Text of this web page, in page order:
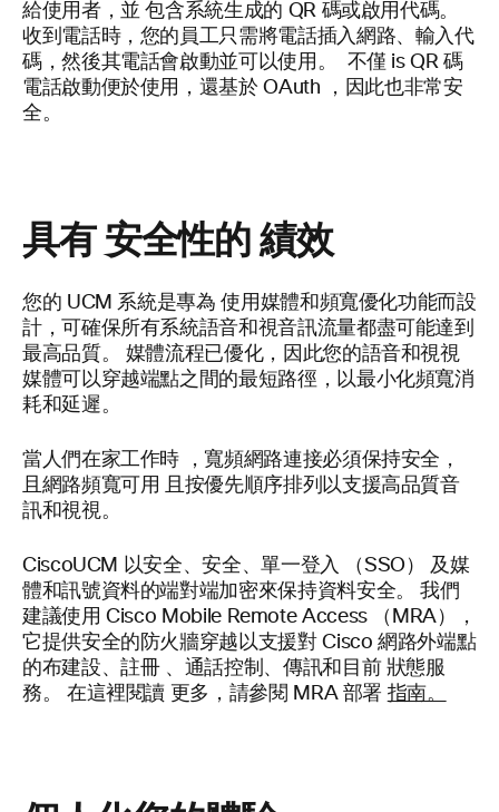
給使用者，並包含系統生成的 QR 碼或啟用代碼。
收到電話時，您的員工只需將電話插入網路、輸入代
碼，然後其電話會啟動並可以使用。
不僅 isQR 碼
電話啟動便於使用，還基於 OAuth ，因此也非常安
全。
具有安全性的績效
您的 UCM 系統是專為 使用媒體和頻寬優化功能而設
計，可確保所有系統語音和視音訊流量都盡可能達到
最高品質。 媒體流程已優化，因此您的語音和視視
媒體可以穿越端點之間的最短路徑，以最小化頻寬消
耗和延遲。
當人們在家工作時
，寬頻網路連接必須保持安全，
且網路頻寬可用
且按優先順序排列以支援高品質音
訊和視視。
CiscoUCM 以安全、安全、單一登入 （SSO）
及媒
體和訊號資料的端對端加密來保持資料安全。
我們
建議使用 Cisco Mobile Remote Access （MRA），
它提供安全的防火牆穿越以支援對 Cisco 網路外端點
的布建設、註冊 、通話控制、傳訊和目前 狀態服
務。
在這裡閱讀 更多，請參閱 MRA 部署 指南。